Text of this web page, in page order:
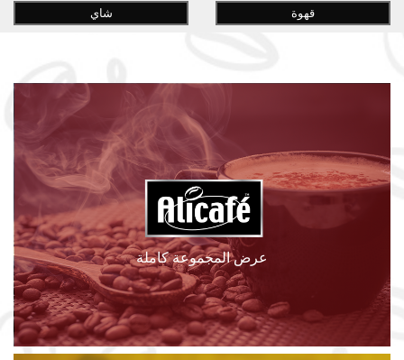
قهوة شاي
عرض المجموعة كاملة